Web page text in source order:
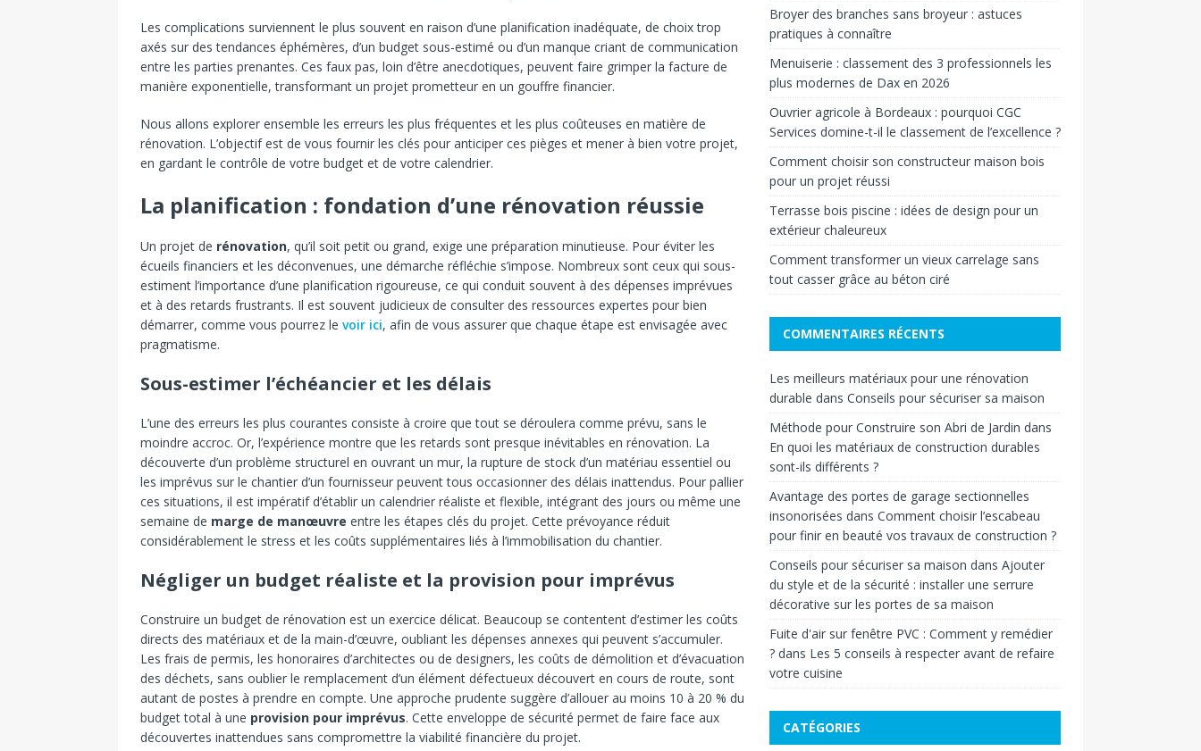
Les complications surviennent le plus souvent en raison d’une planification inadéquate, de choix trop
axés sur des tendances éphémères, d’un budget sous-estimé ou d’un manque criant de communication
entre les parties prenantes. Ces faux pas, loin d’être anecdotiques, peuvent faire grimper la facture de
manière exponentielle, transformant un projet prometteur en un gouffre financier.
Nous allons explorer ensemble les erreurs les plus fréquentes et les plus coûteuses en matière de
rénovation. L’objectif est de vous fournir les clés pour anticiper ces pièges et mener à bien votre projet,
en gardant le contrôle de votre budget et de votre calendrier.
La planification : fondation d’une rénovation réussie
Un projet de rénovation, qu’il soit petit ou grand, exige une préparation minutieuse. Pour éviter les
écueils financiers et les déconvenues, une démarche réfléchie s’impose. Nombreux sont ceux qui sous-
estiment l’importance d’une planification rigoureuse, ce qui conduit souvent à des dépenses imprévues
et à des retards frustrants. Il est souvent judicieux de consulter des ressources expertes pour bien
démarrer, comme vous pourrez le voir ici, afin de vous assurer que chaque étape est envisagée avec
pragmatisme.
Sous-estimer l’échéancier et les délais
L’une des erreurs les plus courantes consiste à croire que tout se déroulera comme prévu, sans le
moindre accroc. Or, l’expérience montre que les retards sont presque inévitables en rénovation. La
découverte d’un problème structurel en ouvrant un mur, la rupture de stock d’un matériau essentiel ou
les imprévus sur le chantier d’un fournisseur peuvent tous occasionner des délais inattendus. Pour pallier
ces situations, il est impératif d’établir un calendrier réaliste et flexible, intégrant des jours ou même une
semaine de marge de manœuvre entre les étapes clés du projet. Cette prévoyance réduit
considérablement le stress et les coûts supplémentaires liés à l’immobilisation du chantier.
Négliger un budget réaliste et la provision pour imprévus
Construire un budget de rénovation est un exercice délicat. Beaucoup se contentent d’estimer les coûts
directs des matériaux et de la main-d’œuvre, oubliant les dépenses annexes qui peuvent s’accumuler.
Les frais de permis, les honoraires d’architectes ou de designers, les coûts de démolition et d’évacuation
des déchets, sans oublier le remplacement d’un élément défectueux découvert en cours de route, sont
autant de postes à prendre en compte. Une approche prudente suggère d’allouer au moins 10 à 20 % du
budget total à une provision pour imprévus. Cette enveloppe de sécurité permet de faire face aux
découvertes inattendues sans compromettre la viabilité financière du projet.
Broyer des branches sans broyeur : astuces
pratiques à connaître
Menuiserie : classement des 3 professionnels les
plus modernes de Dax en 2026
Ouvrier agricole à Bordeaux : pourquoi CGC
Services domine-t-il le classement de l’excellence ?
Comment choisir son constructeur maison bois
pour un projet réussi
Terrasse bois piscine : idées de design pour un
extérieur chaleureux
Comment transformer un vieux carrelage sans
tout casser grâce au béton ciré
COMMENTAIRES RÉCENTS
Les meilleurs matériaux pour une rénovation
durable dans Conseils pour sécuriser sa maison
Méthode pour Construire son Abri de Jardin dans
En quoi les matériaux de construction durables
sont-ils différents ?
Avantage des portes de garage sectionnelles
insonorisées dans Comment choisir l’escabeau
pour finir en beauté vos travaux de construction ?
Conseils pour sécuriser sa maison dans Ajouter
du style et de la sécurité : installer une serrure
décorative sur les portes de sa maison
Fuite d'air sur fenêtre PVC : Comment y remédier
?dans Les 5 conseils à respecter avant de refaire
votre cuisine
CATÉGORIES